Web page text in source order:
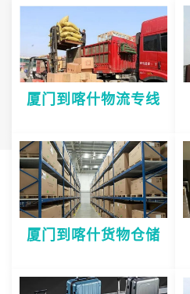
厦门到喀什物流专线
厦门到喀什货物仓储